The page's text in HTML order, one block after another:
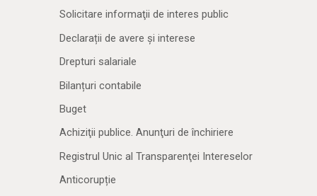
Solicitare informaţii de interes public
Declarații de avere și interese
Drepturi salariale
Bilanțuri contabile
Buget
Achiziţii publice. Anunţuri de închiriere
Registrul Unic al Transparenţei Intereselor
Anticorupție